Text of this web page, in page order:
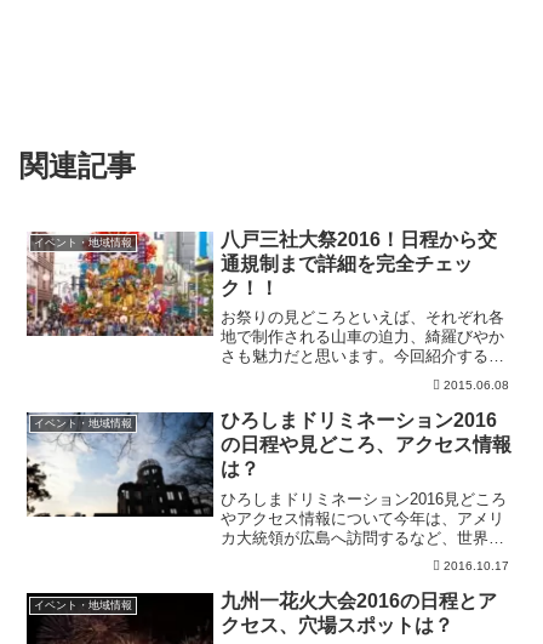
関連記事
イベント・地域情報
八戸三社大祭2016！日程から交
通規制まで詳細を完全チェッ
ク！！
お祭りの見どころといえば、それぞれ各
地で制作される山車の迫力、綺羅びやか
さも魅力だと思います。今回紹介するお
祭りは、7月末に開催される、青森県八戸
市で行われる「八戸三社大祭」です。歴
史のある「八戸三社大祭」ですが、まず
2014年の動画をチェ...
2015.06.08
イベント・地域情報
ひろしまドリミネーション2016
の日程や見どころ、アクセス情報
は？
ひろしまドリミネーション2016見どころ
やアクセス情報について今年は、アメリ
カ大統領が広島へ訪問するなど、世界か
ら注目が集まった広島県。修学旅行や観
光でも、毎年沢山の人が訪れる観光地と
なっており、行った事がある方も多いと
思います。そんな広島...
2016.10.17
イベント・地域情報
九州一花火大会2016の日程とア
クセス、穴場スポットは？